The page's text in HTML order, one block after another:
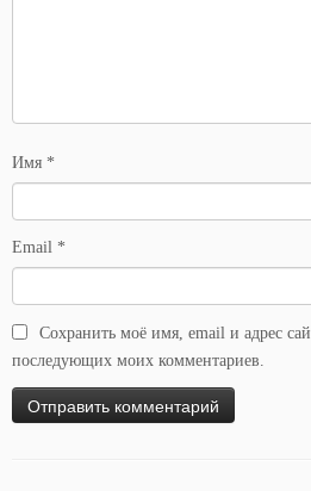
Имя *
Email *
Сохранить моё имя, email и адрес
последующих моих комментариев.